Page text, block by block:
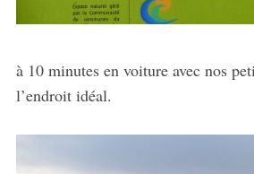
à 10 minutes en voiture avec nos
l’endroit idéal.